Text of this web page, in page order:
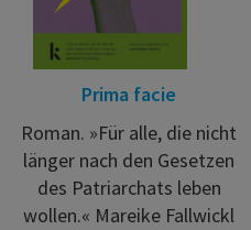
Prima facie
Roman. »Für alle, die nicht
länger nach den Gesetzen
des Patriarchats leben
wollen.« Mareike Fallwickl